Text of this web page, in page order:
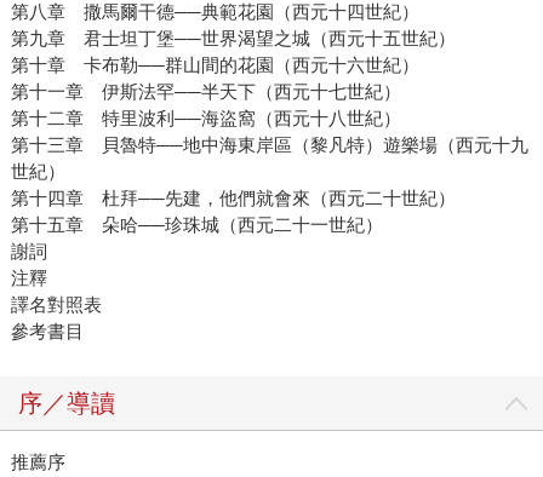
第八章 撒馬爾干德──典範花園（西元十四世紀）
第九章 君士坦丁堡──世界渴望之城（西元十五世紀）
第十章 卡布勒──群山間的花園（西元十六世紀）
第十一章 伊斯法罕──半天下（西元十七世紀）
第十二章 特里波利──海盜窩（西元十八世紀）
第十三章 貝魯特──地中海東岸區（黎凡特）遊樂場（西元十九
世紀）
第十四章 杜拜──先建，他們就會來（西元二十世紀）
第十五章 朵哈──珍珠城（西元二十一世紀）
謝詞
注釋
譯名對照表
參考書目
序／導讀
推薦序